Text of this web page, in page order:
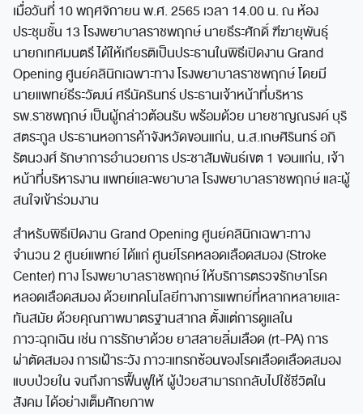
เมื่อวันที่ 10 พฤศจิกายน พ.ศ. 2565 เวลา 14.00 น. ณ ห้อง
ประชุมชั้น 13 โรงพยาบาลราชพฤกษ์ นายธีระศักดิ์ ฑีฆายุพันธุ์
นายกเทศมนตรี ได้ให้เกียรติเป็นประธานในพิธีเปิดงาน Grand
Opening ศูนย์คลินิกเฉพาะทาง โรงพยาบาลราชพฤกษ์ โดยมี
นายแพทย์ธีระวัฒน์ ศรีนัครินทร์ ประธานเจ้าหน้าที่บริหาร
รพ.ราชพฤกษ์ เป็นผู้กล่าวต้อนรับ พร้อมด้วย นายชาญณรงค์ บุริ
สตระกูล ประธานหอการค้าจังหวัดขอนแก่น, น.ส.เกษศิรินทร์ อภิ
รัตนวงศ์ รักษาการอำนวยการ ประชาสัมพันธ์เขต 1 ขอนแก่น, เจ้า
หน้าที่บริหารงาน แพทย์และพยาบาล โรงพยาบาลราชพฤกษ์ และผู้
สนใจเข้าร่วมงาน
สำหรับพิธีเปิดงาน Grand Opening ศูนย์คลินิกเฉพาะทาง
จำนวน 2 ศูนย์แพทย์ ได้แก่ ศูนย์โรคหลอดเลือดสมอง (Stroke
Center) ทาง โรงพยาบาลราชพฤกษ์ ให้บริการตรวจรักษาโรค
หลอดเลือดสมอง ด้วยเทคโนโลยีทางการแพทย์ที่หลากหลายและ
ทันสมัย ด้วยคุณภาพมาตรฐานสากล ตั้งแต่การดูแลใน
ภาวะฉุกเฉิน เช่น การรักษาด้วย ยาสลายลิ่มเลือด (rt-PA) การ
ผ่าตัดสมอง การเฝ้าระวัง ภาวะแทรกซ้อนของโรคเลือดเลือดสมอง
แบบป่วยใน จนถึงการฟื้นฟูให้ ผู้ป่วยสามารถกลับไปใช้ชีวิตใน
สังคม ได้อย่างเต็มศักยภาพ